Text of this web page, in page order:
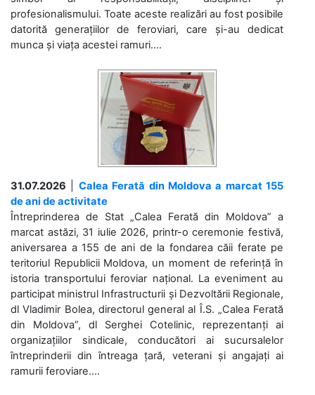
profesionalismului. Toate aceste realizări au fost posibile
datorită generațiilor de feroviari, care și-au dedicat
munca și viața acestei ramuri....
31.07.2026
Calea Ferată din Moldova a marcat 155
de ani de activitate
Întreprinderea de Stat „Calea Ferată din Moldova” a
marcat astăzi, 31 iulie 2026, printr-o ceremonie festivă,
aniversarea a 155 de ani de la fondarea căii ferate pe
teritoriul Republicii Moldova, un moment de referință în
istoria transportului feroviar național. La eveniment au
participat ministrul Infrastructurii și Dezvoltării Regionale,
dl Vladimir Bolea, directorul general al Î.S. „Calea Ferată
din Moldova”, dl Serghei Cotelinic, reprezentanți ai
organizațiilor sindicale, conducători ai sucursalelor
întreprinderii din întreaga țară, veterani și angajați ai
ramurii feroviare....